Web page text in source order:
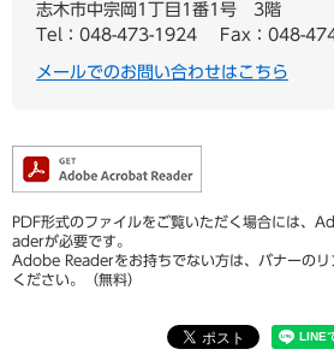
志木市中宗岡1丁目1番1号 3階
Tel：048-473-1924
Fax：048-
メールでのお問い合わせはこちら
PDF形式のファイルをご覧いただく場合には、
aderが必要です。
Adobe Readerをお持ちでない方は、バナーのリ
ください。（無料）